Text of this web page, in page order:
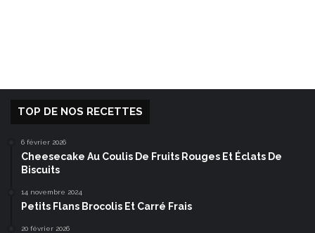
TOP DE NOS RECETTES
6 février 2026
Cheesecake Au Coulis De Fruits Rouges Et Éclats De
Biscuits
14 novembre 2024
Petits Flans Brocolis Et Carré Frais
20 février 2026